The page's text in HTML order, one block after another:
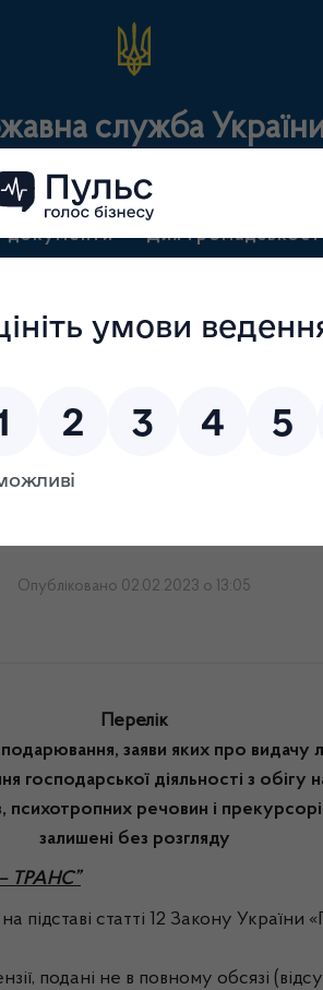
служба
засобів та контролю за
документи Для
Державний
нагляд
виробництва
Опубліковано 02.02.2023 о 13:05
Перелік
заяви яких про видачу
господарської діяльності з обігу
психотропних речовин і
залишені без розгляду
ТРАНС”
статті 12 Закону України
не в повному обсязі